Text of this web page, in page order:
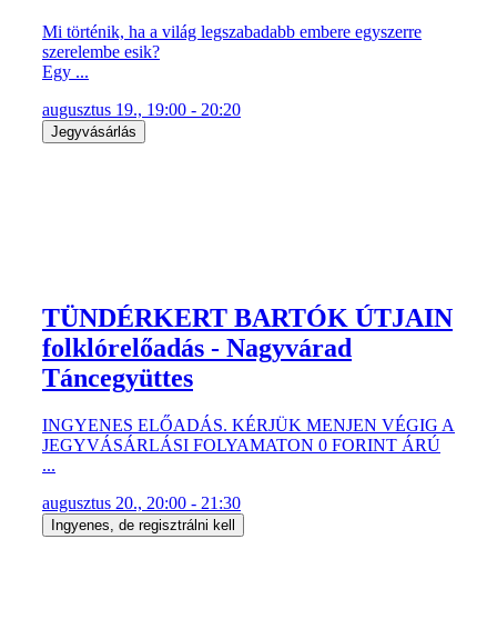
Mi történik, ha a világ legszabadabb embere egyszerre
szerelembe esik?
Egy ...
augusztus 19., 19:00 - 20:20
Jegyvásárlás
TÜNDÉRKERT BARTÓK ÚTJAIN
folklórelőadás - Nagyvárad
Táncegyüttes
INGYENES ELŐADÁS. KÉRJÜK MENJEN VÉGIG A
JEGYVÁSÁRLÁSI FOLYAMATON 0 FORINT ÁRÚ
...
augusztus 20., 20:00 - 21:30
Ingyenes, de regisztrálni kell